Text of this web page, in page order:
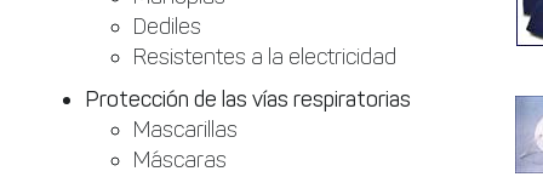
Dediles
Resistentes a la electricidad
Protección de las vías respiratorias
Mascarillas
Máscaras